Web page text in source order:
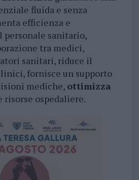
fluida e senza
efficienza e
sanitario,
tra medici,
sanitari, riduce il
fornisce un supporto
mediche, ottimizza
ospedaliere.